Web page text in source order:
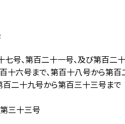
号、第百二十一号、及び第百二
六号まで、第百十八号から第百
百二十九号から第百三十三号まで
三十三号